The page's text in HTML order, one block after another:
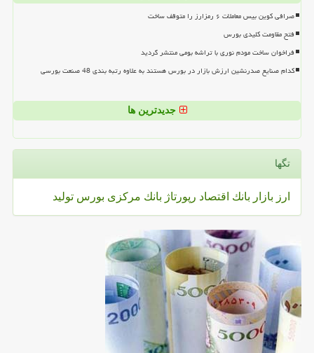
صرافی کوین بیس معاملات ۶ رمزارز را متوقف ساخت
فتح مقاومت کلیدی بورس
فراخوان ساخت مودم نوری با تراشه بومی منتشر گردید
کدام صنایع صدرنشین ارزش بازار در بورس هستند به علاوه رتبه بندی 48 صنعت بورسی
جدیدترین ها
تگها
ارز بازار بانك اقتصاد رپورتاژ بانك مركزی بورس تولید